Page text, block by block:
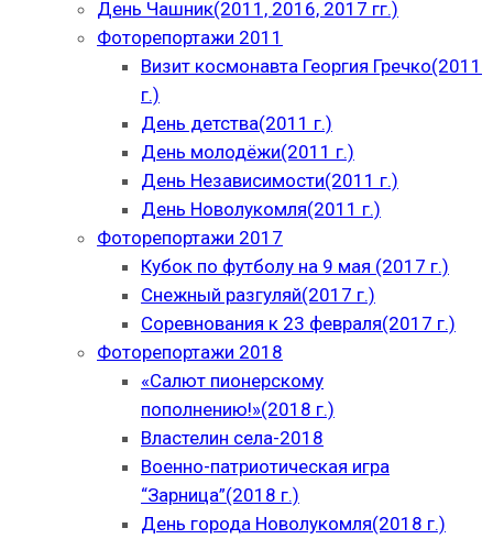
День Чашник(2011, 2016, 2017 гг.)
Фоторепортажи 2011
Визит космонавта Георгия Гречко(2011
г.)
День детства(2011 г.)
День молодёжи(2011 г.)
День Независимости(2011 г.)
День Новолукомля(2011 г.)
Фоторепортажи 2017
Кубок по футболу на 9 мая (2017 г.)
Снежный разгуляй(2017 г.)
Соревнования к 23 февраля(2017 г.)
Фоторепортажи 2018
«Салют пионерскому
пополнению!»(2018 г.)
Властелин села-2018
Военно-патриотическая игра
“Зарница”(2018 г.)
День города Новолукомля(2018 г.)